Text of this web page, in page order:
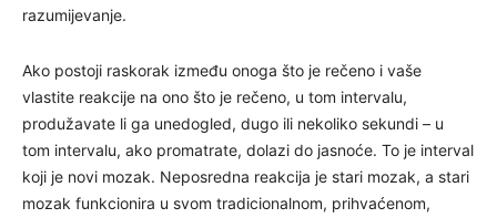
razumijevanje.
Ako postoji raskorak između onoga što je rečeno i vaše
vlastite reakcije na ono što je rečeno, u tom intervalu,
produžavate li ga unedogled, dugo ili nekoliko sekundi – u
tom intervalu, ako promatrate, dolazi do jasnoće. To je interval
koji je novi mozak. Neposredna reakcija je stari mozak, a stari
mozak funkcionira u svom tradicionalnom, prihvaćenom,